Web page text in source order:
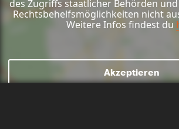
des Zugriffs staatlicher Behörden
Rechtsbehelfsmöglichkeiten nicht
Weitere Infos findest du
Akzeptieren